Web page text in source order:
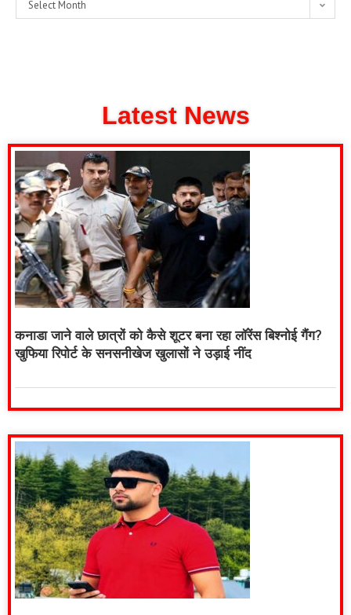
Select Month
Latest News
कनाडा जाने वाले छात्रों को कैसे शूटर बना रहा लॉरेंस बिश्नोई गैंग?
खुफिया रिपोर्ट के सनसनीखेज खुलासों ने उड़ाई नींद